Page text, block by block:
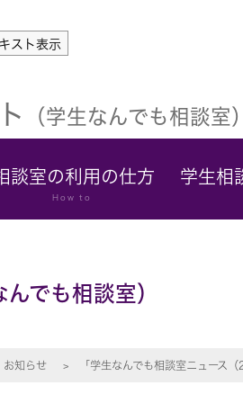
スト表示
（学生なんでも相談室）
談室の利用の仕方
How to
学生相
んでも相談室）
お知らせ 「学生なんでも相談室ニュース